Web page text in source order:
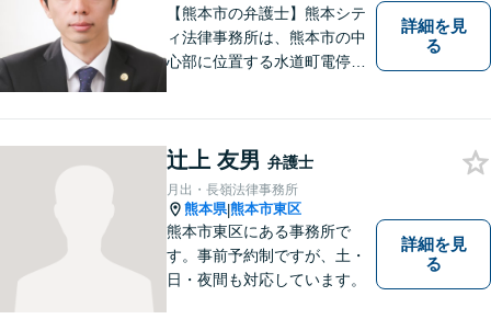
【熊本市の弁護士】熊本シテ
ィ法律事務所は、熊本市の中
心部に位置する水道町電停よ
す。
詳細を見
る
辻上 友男 弁護士
月出・長嶺法律事務所
熊本県|熊本市東区
熊本市東区にある事務所で
す。事前予約制ですが、土・
日・夜間も対応しています。
詳細を見
る